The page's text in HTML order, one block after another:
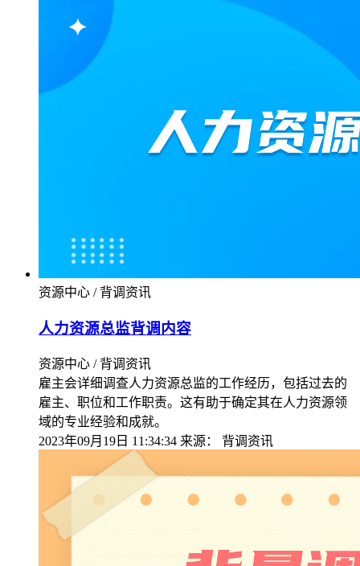
资源中心 / 背调资讯
人力资源总监背调内容
资源中心 / 背调资讯
雇主会详细调查人力资源总监的工作经历，包括过去的
雇主、职位和工作职责。这有助于确定其在人力资源领
域的专业经验和成就。
2023年09月19日 11:34:34 来源： 背调资讯